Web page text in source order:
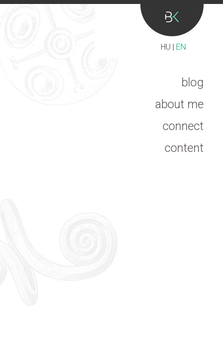
HU | EN
blog
about me
connect
content